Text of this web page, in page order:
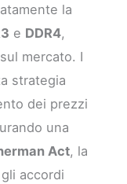
la
e DDR4,
mercato. I
strategia
dei prezzi
una
Act, la
accordi